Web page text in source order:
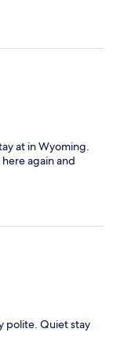
at in Wyoming.
again and
polite. Quiet stay